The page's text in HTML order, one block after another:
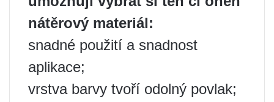
nátěrový materiál:
snadné použití a snadnost
aplikace;
vrstva barvy tvoří odolný povlak;